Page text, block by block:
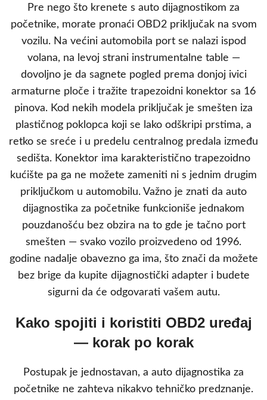
Pre nego što krenete s auto dijagnostikom za
početnike, morate pronaći OBD2 priključak na svom
vozilu. Na većini automobila port se nalazi ispod
volana, na levoj strani instrumentalne table —
dovoljno je da sagnete pogled prema donjoj ivici
armaturne ploče i tražite trapezoidni konektor sa 16
pinova. Kod nekih modela priključak je smešten iza
plastičnog poklopca koji se lako odškripi prstima, a
retko se sreće i u predelu centralnog predala između
sedišta. Konektor ima karakteristično trapezoidno
kućište pa ga ne možete zameniti ni s jednim drugim
priključkom u automobilu. Važno je znati da auto
dijagnostika za početnike funkcioniše jednakom
pouzdanošću bez obzira na to gde je tačno port
smešten — svako vozilo proizvedeno od 1996.
godine nadalje obavezno ga ima, što znači da možete
bez brige da kupite dijagnostički adapter i budete
sigurni da će odgovarati vašem autu.
Kako spojiti i koristiti OBD2 uređaj
— korak po korak
Postupak je jednostavan, a auto dijagnostika za
početnike ne zahteva nikakvo tehničko predznanje.